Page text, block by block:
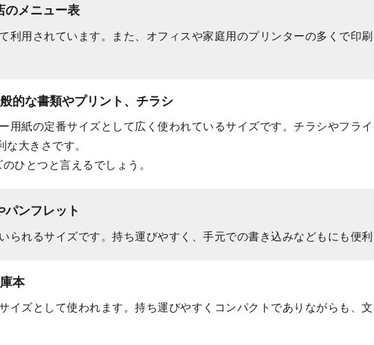
のメニュー表
利用されています。また、オフィスや家庭用のプリンターの多くで印
般的な書類やプリント、チラシ
用紙の定番サイズとして広く使われているサイズです。チラシやフラ
大きさです。
ひとつと言えるでしょう。
パンフレット
られるサイズです。持ち運びやすく、手元での書き込みなどもにも便利
本
イズとして使われます。持ち運びやすくコンパクトでありながらも、